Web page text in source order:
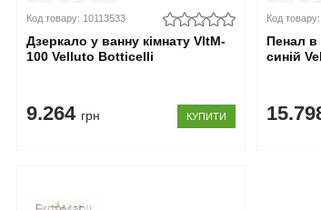
Код товару: 10113533
Дзеркало у ванну кімнату VltM-
100 Velluto Botticelli
9.264 грн КУПИТИ
Код
Пенал в
синій